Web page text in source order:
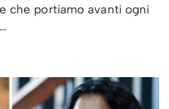
che portiamo avanti ogni